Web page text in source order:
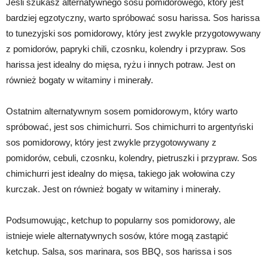
bardziej egzotyczny, warto spróbować sosu harissa. Sos harissa
to tunezyjski sos pomidorowy, który jest zwykle przygotowywany
z pomidorów, papryki chili, czosnku, kolendry i przypraw. Sos
harissa jest idealny do mięsa, ryżu i innych potraw. Jest on
również bogaty w witaminy i minerały.
Ostatnim alternatywnym sosem pomidorowym, który warto
spróbować, jest sos chimichurri. Sos chimichurri to argentyński
sos pomidorowy, który jest zwykle przygotowywany z
pomidorów, cebuli, czosnku, kolendry, pietruszki i przypraw. Sos
chimichurri jest idealny do mięsa, takiego jak wołowina czy
kurczak. Jest on również bogaty w witaminy i minerały.
Podsumowując, ketchup to popularny sos pomidorowy, ale
istnieje wiele alternatywnych sosów, które mogą zastąpić
ketchup. Salsa, sos marinara, sos BBQ, sos harissa i sos